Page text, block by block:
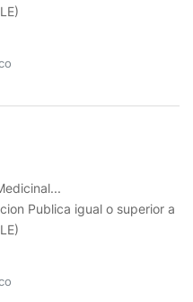
Publica igual o superior a